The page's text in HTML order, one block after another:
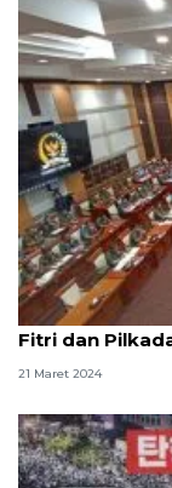
Komisi I rapat
Fitri dan
21 Maret 2024